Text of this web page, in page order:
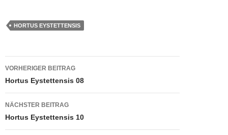
c
b
o
o
k
st
d
o
n
ail
HORTUS EYSTETTENSIS
Beitragsnavigation
VORHERIGER BEITRAG
Hortus Eystettensis 08
NÄCHSTER BEITRAG
Hortus Eystettensis 10